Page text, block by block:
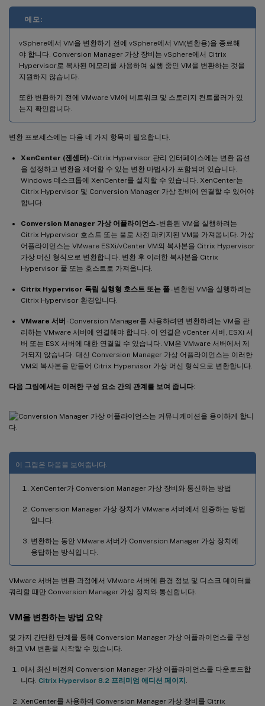
메모:
vSphere에서 VM을 변환하기 전에 vSphere에서 VM(변환용)을 종료해
야 합니다. Conversion Manager 가상 장비는 vSphere에서 Citrix
Hypervisor로 복사된 메모리를 사용하여 실행 중인 VM을 변환하는 것을
지원하지 않습니다.
또한 변환하기 전에 VMware VM에 네트워크 및 스토리지 컨트롤러가 있
는지 확인합니다.
변환 프로세스에는 다음 네 가지 항목이 필요합니다.
XenCenter (젠센터)- Citrix Hypervisor 관리 인터페이스에는 변환 옵션
을 설정하고 변환을 제어할 수 있는 변환 마법사가 포함되어 있습니다.
Windows 데스크톱에 XenCenter를 설치할 수 있습니다. XenCenter는
Citrix Hypervisor 및 Conversion Manager 가상 장비에 연결할 수 있어야
합니다.
Conversion Manager 가상 어플라이언스- 변환된 VM을 실행하려는
Citrix Hypervisor 호스트 또는 풀로 사전 패키지된 VM을 가져옵니다. 가상
어플라이언스는 VMware ESXi/vCenter VM의 복사본을 Citrix Hypervisor
가상 머신 형식으로 변환합니다. 변환 후 이러한 복사본을 Citrix
Hypervisor 풀 또는 호스트로 가져옵니다.
Citrix Hypervisor 독립 실행형 호스트 또는 풀- 변환된 VM을 실행하려는
Citrix Hypervisor 환경입니다.
VMware 서버- Conversion Manager를 사용하려면 변환하려는 VM을 관
리하는 VMware 서버에 연결해야 합니다. 이 연결은 vCenter 서버, ESXi 서
버 또는 ESX 서버에 대한 연결일 수 있습니다. VM은 VMware 서버에서 제
거되지 않습니다. 대신 Conversion Manager 가상 어플라이언스는 이러한
VM의 복사본을 만들어 Citrix Hypervisor 가상 머신 형식으로 변환합니다.
다음 그림에서는 이러한 구성 요소 간의 관계를 보여 줍니다:
이 그림은 다음을 보여줍니다.
XenCenter가 Conversion Manager 가상 장비와 통신하는 방법
Conversion Manager 가상 장치가 VMware 서버에서 인증하는 방법
입니다.
변환하는 동안 VMware 서버가 Conversion Manager 가상 장치에
응답하는 방식입니다.
VMware 서버는 변환 과정에서 VMware 서버에 환경 정보 및 디스크 데이터를
쿼리할 때만 Conversion Manager 가상 장치와 통신합니다.
VM을 변환하는 방법 요약
몇 가지 간단한 단계를 통해 Conversion Manager 가상 어플라이언스를 구성
하고 VM 변환을 시작할 수 있습니다.
에서 최신 버전의 Conversion Manager 가상 어플라이언스를 다운로드합
니다. Citrix Hypervisor 8.2 프리미엄 에디션 페이지
XenCenter를 사용하여 Conversion Manager 가상 장비를 Citrix